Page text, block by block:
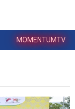
MOMENTUMTV